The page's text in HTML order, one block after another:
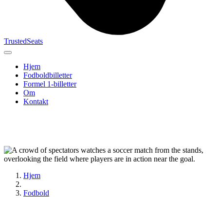
TrustedSeats
Hjem
Fodboldbilletter
Formel 1-billetter
Om
Kontakt
Hjem
Fodbold